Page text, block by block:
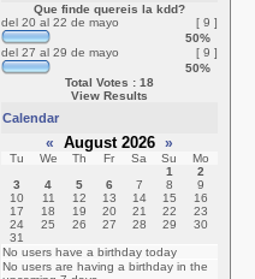
Que finde quereis la kdd?
del 20 al 22 de mayo
[ 9 ]
50%
del 27 al 29 de mayo
[ 9 ]
50%
Total Votes : 18
View Results
Calendar
« August 2026 »
Tu We Th Fr Sa Su
Mo
1
2
3
4 5 6 7 8
9
10
11 12 13 14 15
16
17
18 19 20 21 22
23
24
25 26 27 28 29
30
31
No users have a birthday today
No users are having a birthday in the